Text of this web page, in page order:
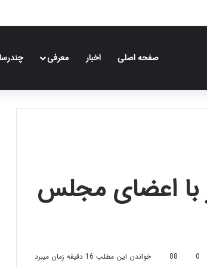
صفحه اصلی اخبار معرفی
با اعضای مجلس
0
88 خواندن این مطلب 16 دقیقه زمان میبرد